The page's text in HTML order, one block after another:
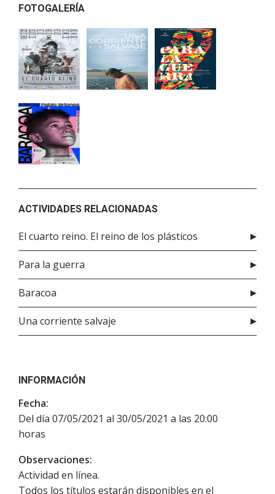
FOTOGALERÍA
ACTIVIDADES RELACIONADAS
El cuarto reino. El reino de los plásticos
Para la guerra
Baracoa
Una corriente salvaje
INFORMACIÓN
Fecha:
Del día 07/05/2021 al 30/05/2021 a las 20:00
horas
Observaciones:
Actividad en línea.
Todos los títulos estarán disponibles en el